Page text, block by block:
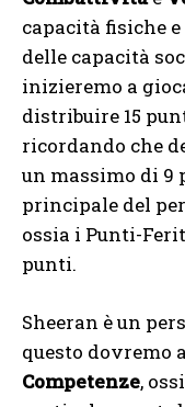
capacità fisiche
delle capacità
inizieremo a
distribuire 15
ricordando che
un massimo di 9
principale del
ossia i Punti-
punti.
Sheeran è un
questo dovremo
Competenze,